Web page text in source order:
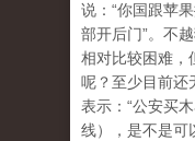
说：“你国跟苹
部开后门”。不
相对比较困难，
呢？至少目前还
表示：“公安买
线），是不是可